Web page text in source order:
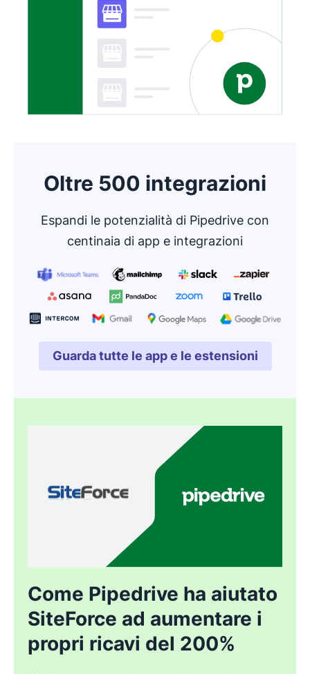
Elimina il rischio di dati di posizione obsoleti
Oltre 500 integrazioni
Espandi le potenzialità di Pipedrive con
centinaia di app e integrazioni
Guarda tutte le app e le estensioni
Si apre in una nuova
Come Pipedrive ha aiutato
SiteForce ad aumentare i
propri ricavi del 200%